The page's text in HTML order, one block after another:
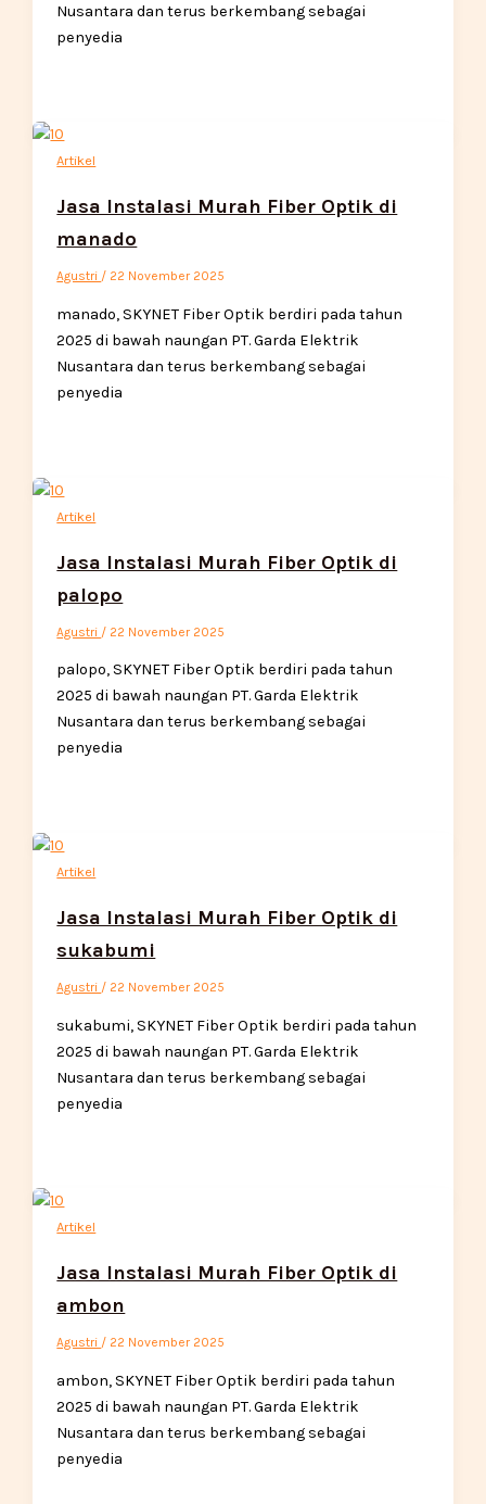
Nusantara dan terus berkembang sebagai
penyedia
Artikel
Jasa Instalasi Murah Fiber Optik di
manado
Agustri / 22 November 2025
manado, SKYNET Fiber Optik berdiri pada tahun
2025 di bawah naungan PT. Garda Elektrik
Nusantara dan terus berkembang sebagai
penyedia
Artikel
Jasa Instalasi Murah Fiber Optik di
palopo
Agustri / 22 November 2025
palopo, SKYNET Fiber Optik berdiri pada tahun
2025 di bawah naungan PT. Garda Elektrik
Nusantara dan terus berkembang sebagai
penyedia
Artikel
Jasa Instalasi Murah Fiber Optik di
sukabumi
Agustri / 22 November 2025
sukabumi, SKYNET Fiber Optik berdiri pada tahun
2025 di bawah naungan PT. Garda Elektrik
Nusantara dan terus berkembang sebagai
penyedia
Artikel
Jasa Instalasi Murah Fiber Optik di
ambon
Agustri / 22 November 2025
ambon, SKYNET Fiber Optik berdiri pada tahun
2025 di bawah naungan PT. Garda Elektrik
Nusantara dan terus berkembang sebagai
penyedia